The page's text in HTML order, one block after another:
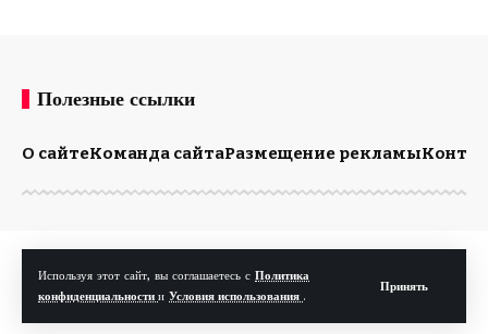
Используя этот сайт, вы соглашаетесь с Политика
конфиденциальности и Условия использования .
Принять
Полезные ссылки
О сайтеКоманда сайтаРазмещение рекламы